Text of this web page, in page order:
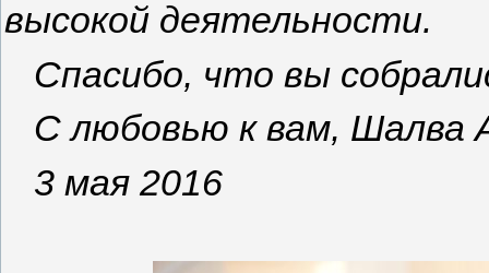
высокой деятельности.
Спасибо, что вы
С любовью к вам, Шалва
3 мая 2016